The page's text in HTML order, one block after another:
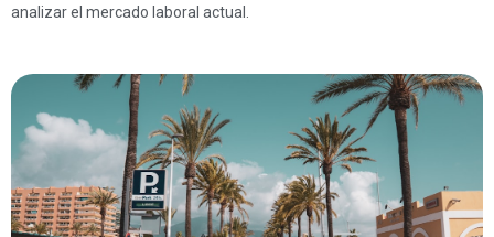
analizar el mercado laboral actual.